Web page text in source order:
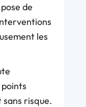
de
les
risque.